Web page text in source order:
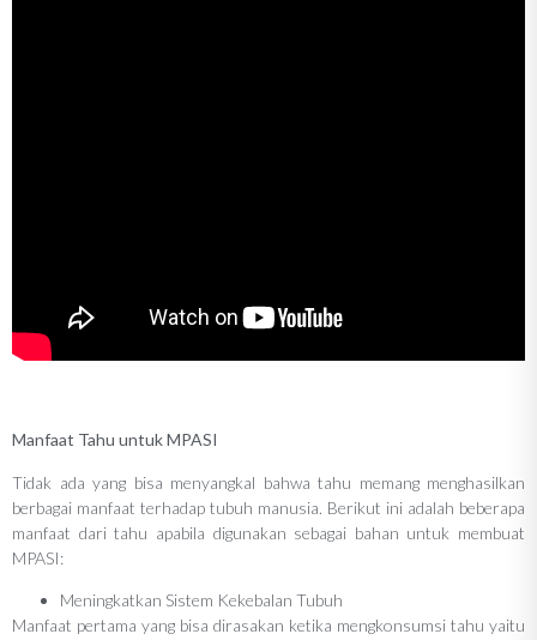
Manfaat Tahu untuk MPASI
Tidak ada yang bisa menyangkal bahwa tahu memang menghasilkan
berbagai manfaat terhadap tubuh manusia. Berikut ini adalah beberapa
manfaat dari tahu apabila digunakan sebagai bahan untuk membuat
MPASI:
Meningkatkan Sistem Kekebalan Tubuh
Manfaat pertama yang bisa dirasakan ketika mengkonsumsi tahu yaitu